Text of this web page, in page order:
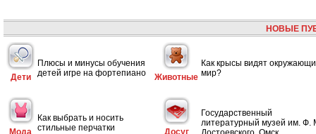
НОВЫЕ
Дети
Плюсы и минусы обучения
детей игре на фортепиано
Животные
Как крысы видят
мир?
Мода
Как выбрать и носить
стильные перчатки
Досуг
Государственный
литературный музей им. Ф.